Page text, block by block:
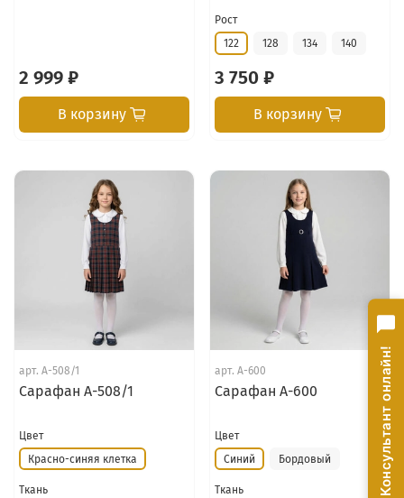
2 999 ₽
В корзину
Рост
122
128 134 140
3 750 ₽
В корзину
арт. А-508/1
Сарафан А-508/1
Цвет
Красно-синяя клетка
Ткань
арт. А-600
Сарафан А-600
Цвет
Синий
Бордовый
Ткань
Консультант онлайн!